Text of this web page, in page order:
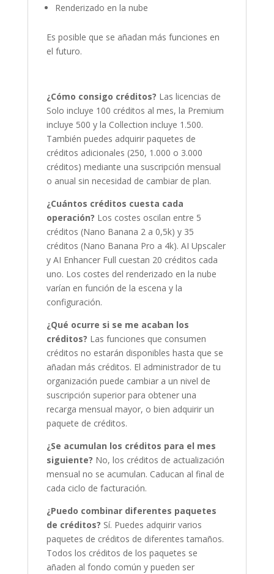
Renderizado en la nube
Es posible que se añadan más funciones en
el futuro.
¿Cómo consigo créditos? Las licencias de
Solo incluye 100 créditos al mes, la Premium
incluye 500 y la Collection incluye 1.500.
También puedes adquirir paquetes de
créditos adicionales (250, 1.000 o 3.000
créditos) mediante una suscripción mensual
o anual sin necesidad de cambiar de plan.
¿Cuántos créditos cuesta cada
operación? Los costes oscilan entre 5
créditos (Nano Banana 2 a 0,5k) y 35
créditos (Nano Banana Pro a 4k). AI Upscaler
y AI Enhancer Full cuestan 20 créditos cada
uno. Los costes del renderizado en la nube
varían en función de la escena y la
configuración.
¿Qué ocurre si se me acaban los
créditos? Las funciones que consumen
créditos no estarán disponibles hasta que se
añadan más créditos. El administrador de tu
organización puede cambiar a un nivel de
suscripción superior para obtener una
recarga mensual mayor, o bien adquirir un
paquete de créditos.
¿Se acumulan los créditos para el mes
siguiente? No, los créditos de actualización
mensual no se acumulan. Caducan al final de
cada ciclo de facturación.
¿Puedo combinar diferentes paquetes
de créditos? Sí. Puedes adquirir varios
paquetes de créditos de diferentes tamaños.
Todos los créditos de los paquetes se
añaden al fondo común y pueden ser